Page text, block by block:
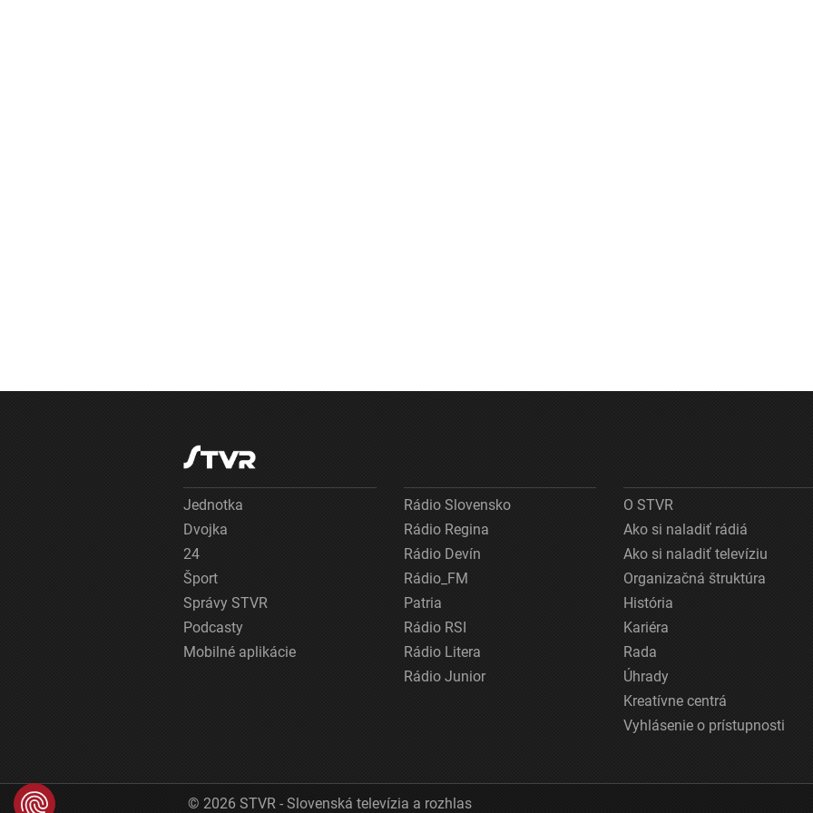
Jednotka
Dvojka
24
Šport
Správy STVR
Podcasty
Mobilné aplikácie
Rádio Slovensko
Rádio Regina
Rádio Devín
Rádio_FM
Patria
Rádio RSI
Rádio Litera
Rádio Junior
O STVR
Ako si naladiť rádiá
Ako si naladiť televíziu
Organizačná štruktúra
História
Kariéra
Rada
Úhrady
Kreatívne centrá
Vyhlásenie o prístupnosti
© 2026 STVR - Slovenská televízia a rozhlas